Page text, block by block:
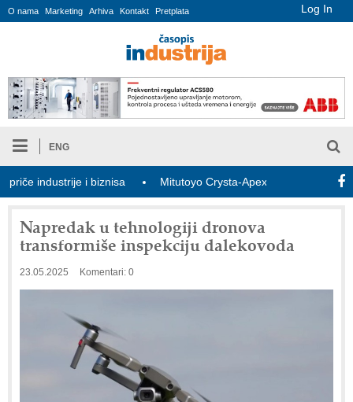
Log In
O nama Marketing Arhiva Kontakt Pretplata
ENG
industrije i biznisa Mitutoyo Crysta-Apex V PLUS: Nova era
Napredak u tehnologiji dronova
transformiše inspekciju dalekovoda
23.05.2025 Komentari: 0